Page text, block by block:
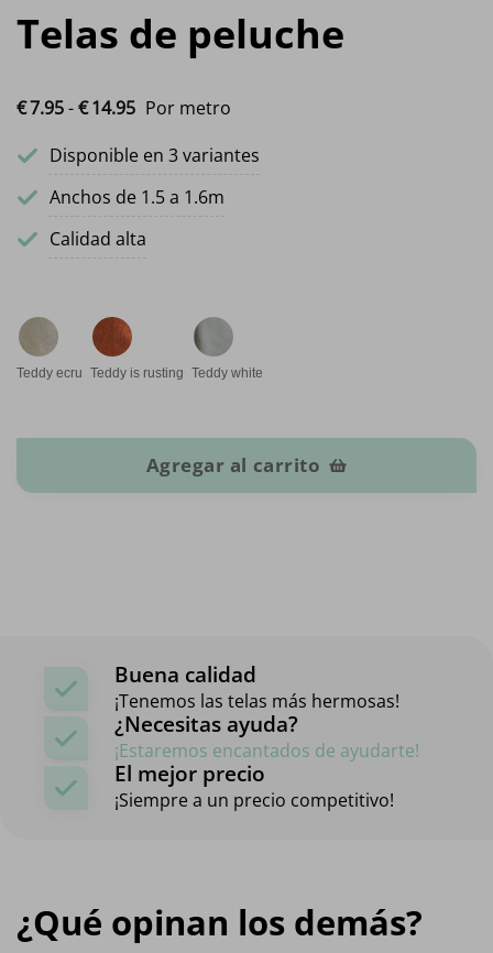
Telas de peluche
€7.95-€14.95 Rango de precios: desde €7.95 hasta
Por metro
Disponible en 3 variantes
Anchos de 1.5 a 1.6m
Calidad alta
Teddy ecru Teddy is rusting Teddy white
Agregar al carrito
Buena calidad
¡Tenemos las telas más hermosas!
¿Necesitas ayuda?
¡Estaremos encantados de ayudarte!
El mejor precio
¡Siempre a un precio competitivo!
¿Qué opinan los demás?